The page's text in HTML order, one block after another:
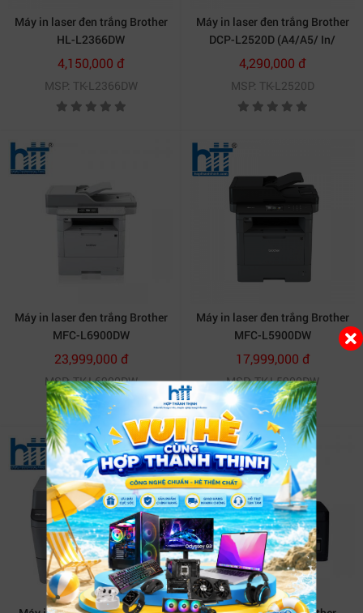
Máy in laser đen trắng Brother
HL-L2366DW
4,150,000 đ
MSP: TK-L2366DW
Máy in laser đen trắng Brother
DCP-L2520D (A4/A5/ In/
Copy/ Scan/ Đảo mặt/ USB)
4,290,000 đ
MSP: TK-L2520D
Máy in laser đen trắng Brother
MFC-L6900DW
23,999,000 đ
MSP: TK-L6900DW
Máy in laser đen trắng Brother
MFC-L5900DW
17,999,000 đ
MSP: TK-L5900DW